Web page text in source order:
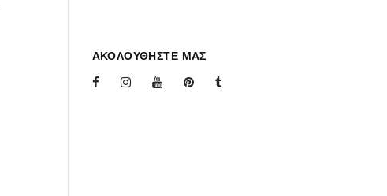
ΑΚΟΛΟΥΘΗΣΤΕ ΜΑΣ